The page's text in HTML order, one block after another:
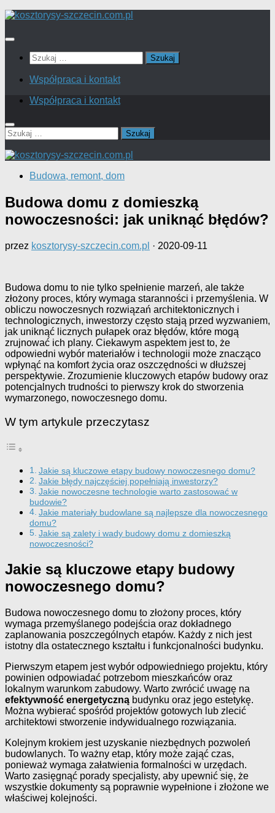
Skip
content
Szukaj:
Współpraca i kontakt
Współpraca i kontakt
Szukaj:
Budowa, remont, dom
Budowa domu z domieszką
nowoczesności: jak uniknąć błędów?
przez kosztorysy-szczecin.com.pl · 2020-09-11
Budowa domu to nie tylko spełnienie marzeń, ale także
złożony proces, który wymaga staranności i przemyślenia. W
obliczu nowoczesnych rozwiązań architektonicznych i
technologicznych, inwestorzy często stają przed wyzwaniem,
jak uniknąć licznych pułapek oraz błędów, które mogą
zrujnować ich plany. Ciekawym aspektem jest to, że
odpowiedni wybór materiałów i technologii może znacząco
wpłynąć na komfort życia oraz oszczędności w dłuższej
perspektywie. Zrozumienie kluczowych etapów budowy oraz
potencjalnych trudności to pierwszy krok do stworzenia
wymarzonego, nowoczesnego domu.
W tym artykule przeczytasz
Jakie są kluczowe etapy budowy nowoczesnego domu?
Jakie błędy najczęściej popełniają inwestorzy?
Jakie nowoczesne technologie warto zastosować w
budowie?
Jakie materiały budowlane są najlepsze dla nowoczesnego
domu?
Jakie są zalety i wady budowy domu z domieszką
nowoczesności?
Jakie są kluczowe etapy budowy
nowoczesnego domu?
Budowa nowoczesnego domu to złożony proces, który
wymaga przemyślanego podejścia oraz dokładnego
zaplanowania poszczególnych etapów. Każdy z nich jest
istotny dla ostatecznego kształtu i funkcjonalności budynku.
Pierwszym etapem jest wybór odpowiedniego projektu, który
powinien odpowiadać potrzebom mieszkańców oraz
lokalnym warunkom zabudowy. Warto zwrócić uwagę na
efektywność energetyczną budynku oraz jego estetykę.
Można wybierać spośród projektów gotowych lub zlecić
architektowi stworzenie indywidualnego rozwiązania.
Kolejnym krokiem jest uzyskanie niezbędnych pozwoleń
budowlanych. To ważny etap, który może zająć czas,
ponieważ wymaga załatwienia formalności w urzędach.
Warto zasięgnąć porady specjalisty, aby upewnić się, że
wszystkie dokumenty są poprawnie wypełnione i złożone we
właściwej kolejności.